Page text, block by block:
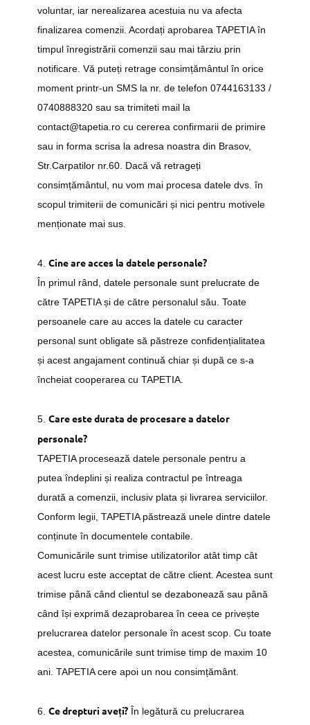
voluntar, iar nerealizarea acestuia nu va afecta
finalizarea comenzii. Acordați aprobarea TAPETIA în
timpul înregistrării comenzii sau mai târziu prin
notificare. Vă puteți retrage consimțământul în orice
moment printr-un SMS la nr. de telefon 0744163133 /
0740888320 sau sa trimiteti mail la
contact@tapetia.ro cu cererea confirmarii de primire
sau in forma scrisa la adresa noastra din Brasov,
Str.Carpatilor nr.60. Dacă vă retrageți
consimțământul, nu vom mai procesa datele dvs. în
scopul trimiterii de comunicări și nici pentru motivele
menționate mai sus.
4. Cine are acces la datele personale?
În primul rând, datele personale sunt prelucrate de
către TAPETIA și de către personalul său. Toate
persoanele care au acces la datele cu caracter
personal sunt obligate să păstreze confidențialitatea
și acest angajament continuă chiar și după ce s-a
încheiat cooperarea cu TAPETIA.
5. Care este durata de procesare a datelor
personale?
TAPETIA procesează datele personale pentru a
putea îndeplini și realiza contractul pe întreaga
durată a comenzii, inclusiv plata și livrarea serviciilor.
Conform legii, TAPETIA păstrează unele dintre datele
conținute în documentele contabile.
Comunicările sunt trimise utilizatorilor atât timp cât
acest lucru este acceptat de către client. Acestea sunt
trimise până când clientul se dezabonează sau până
când își exprimă dezaprobarea în ceea ce privește
prelucrarea datelor personale în acest scop. Cu toate
acestea, comunicările sunt trimise timp de maxim 10
ani. TAPETIA cere apoi un nou consimțământ.
6. Ce drepturi aveți? În legătură cu prelucrarea